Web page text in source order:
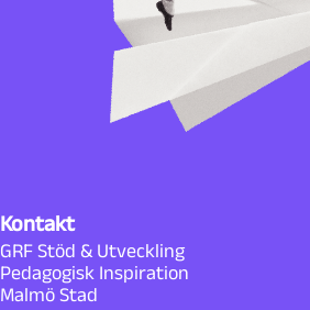
Kontakt
GRF Stöd & Utveckling
Pedagogisk Inspiration
Malmö Stad